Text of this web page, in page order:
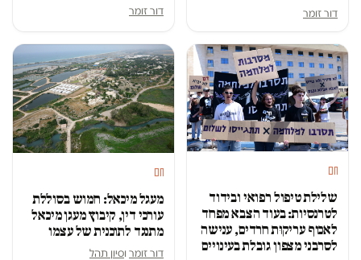
דור זומר דור זומר
חם
שלילת טיפול רפואי ובידוד
לטרנסיות: בעוד הצבא מפחד
לאכוף עריקוּת חרדים, ענישה
לסרבני מצפון גובלת בעינויים
חם
מעגל מיכאל: חמוש בסוללת
עורכי דין, קיבוץ מעגן מיכאל
מתנגד לתוכנית של עצמו
דור זומר וסיון תהל